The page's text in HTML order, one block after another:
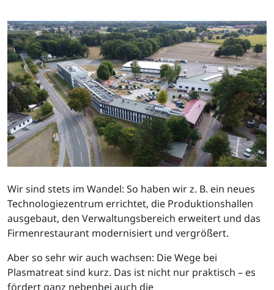
Wir sind stets im Wandel: So haben wir z. B. ein neues
Technologiezentrum errichtet, die Produktionshallen
ausgebaut, den Verwaltungsbereich erweitert und das
Firmenrestaurant modernisiert und vergrößert.
Aber so sehr wir auch wachsen: Die Wege bei
Plasmatreat sind kurz. Das ist nicht nur praktisch – es
fördert ganz nebenbei auch die